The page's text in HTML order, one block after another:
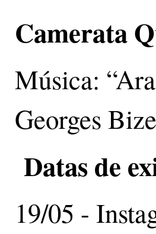
Camerata
Música:
Georges
Datas de
19/05 -